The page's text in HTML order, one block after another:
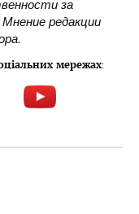
за
редакции
мережах: